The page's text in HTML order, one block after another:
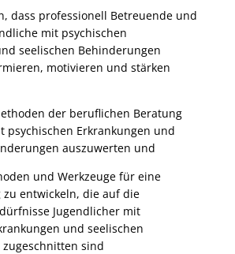
dass professionell Betreuende und
mit psychischen
seelischen Behinderungen
motivieren und stärken
der beruflichen Beratung
psychischen Erkrankungen und
auszuwerten und
und Werkzeuge für eine
entwickeln, die auf die
Jugendlicher mit
und seelischen
sind